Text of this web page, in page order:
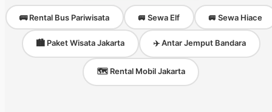
🚌 Rental Bus Pariwisata 🚐 Sewa Elf 🚐 Sewa Hiace
🏙️ Paket Wisata Jakarta ✈️ Antar Jemput Bandara
🗺️ Rental Mobil Jakarta